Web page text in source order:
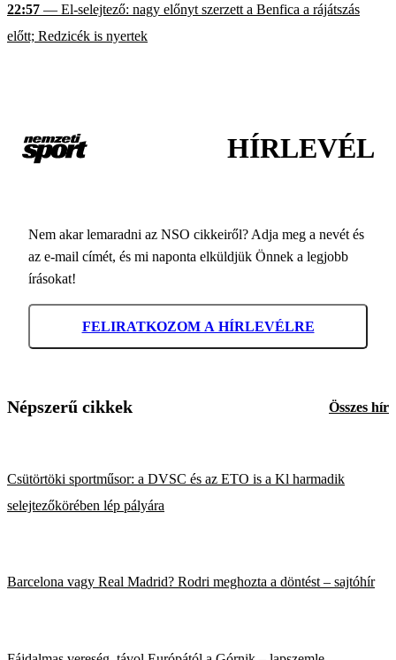
22:57 — El-selejtező: nagy előnyt szerzett a Benfica a rájátszás
előtt; Redzicék is nyertek
HÍRLEVÉL
Nem akar lemaradni az NSO cikkeiről? Adja meg a nevét és
az e-mail címét, és mi naponta elküldjük Önnek a legjobb
írásokat!
FELIRATKOZOM A HÍRLEVÉLRE
Népszerű cikkek Összes hír
Csütörtöki sportműsor: a DVSC és az ETO is a Kl harmadik
selejtezőkörében lép pályára
Barcelona vagy Real Madrid? Rodri meghozta a döntést – sajtóhír